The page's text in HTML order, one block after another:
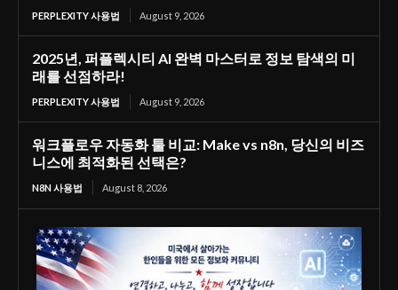
PERPLEXITY 사용법 August 9, 2026
2025년, 퍼플렉시티 AI 완벽 마스터로 정보 탐색의 미
래를 선점하라!
PERPLEXITY 사용법 August 9, 2026
워크플로우 자동화 툴 비교: Make vs n8n, 당신의 비즈
니스에 최적화된 선택은?
N8N 사용법 August 8, 2026